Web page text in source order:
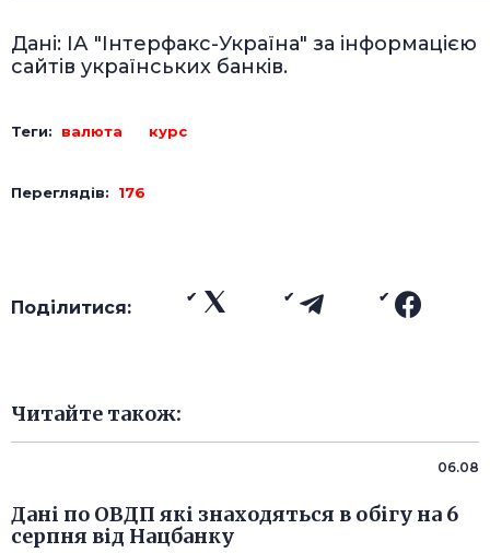
Дані: ІА "Інтерфакс-Україна" за інформацією
сайтів українських банків.
Теги: валюта курс
Переглядів: 176
Поділитися:
Читайте також:
06.08
Дані по ОВДП які знаходяться в обігу на 6
серпня від Нацбанку